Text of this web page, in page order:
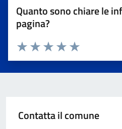
Quanto sono chiare le
pagina?
Valuta 5 stelle
Valuta 4 stelle su 5
Valuta 3 stelle su 5
Valuta 2 stelle su 5
Valuta 1 stelle su 5
Contatta il comune